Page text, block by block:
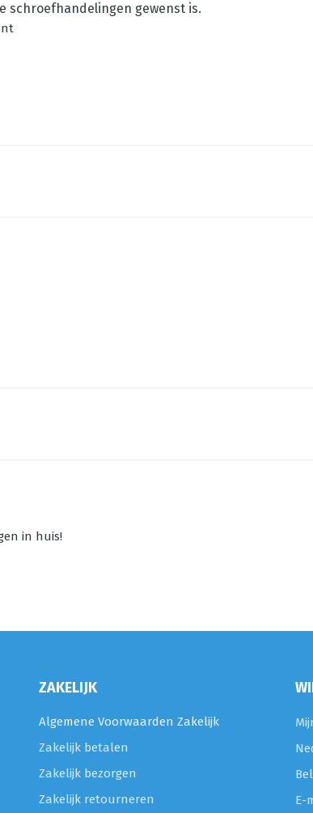
schroefhandelingen gewenst is.
in huis!
ZAKELIJK
Algemene Voorwaarden Zakelijk
Zakelijk betalen
Zakelijk bezorgen
Zakelijk retourneren
E-